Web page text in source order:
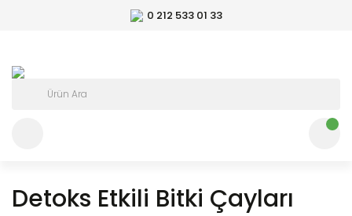
0 212 533 01 33
Detoks Etkili Bitki Çayları